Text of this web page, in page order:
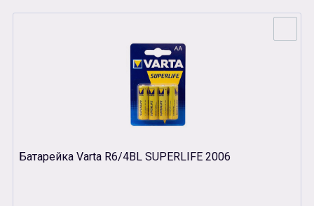
Батарейка Varta R6/4BL SUPERLIFE 2006